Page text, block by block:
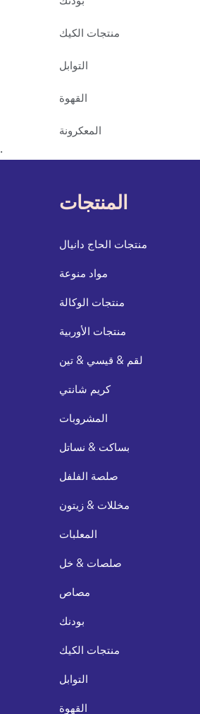
منتجات الكيك
التوابل
القهوة
المعكرونة
.
المنتجات
منتجات الحاج دانيال
مواد منوعة
منتجات الوكالة
منتجات الأوربية
لقم & قيسي & تين
كريم شانتي
المشروبات
بساكت & نساتل
صلصة الفلفل
مخللات & زيتون
المعلبات
صلصات & خل
مصاص
بودنك
منتجات الكيك
التوابل
القهوة